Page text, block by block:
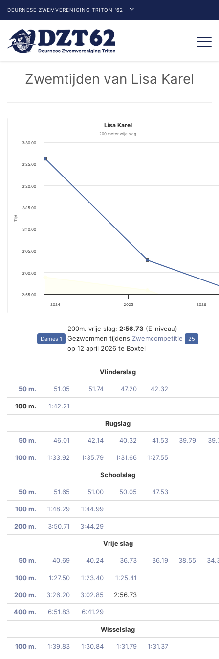
DEURNESE ZWEMVERENIGING TRITON '62
Zwemtijden van Lisa Karel
Tijd
Lisa Karel
200 meter vrije slag
2024 2025 2026
2:55.00
3:00.00
3:05.00
3:10.00
3:15.00
3:20.00
3:25.00
3:30.00
Dames 1
200m. vrije slag: 2:56.73 (E-niveau)
Gezwommen tijdens Zwemcompetitie
op 12 april 2026 te Boxtel
25
Vlinderslag
50 m. 51.05 51.74 47.20 42.32
100 m. 1:42.21
Rugslag
50 m. 46.01 42.14 40.32 41.53 39.79
100 m. 1:33.92 1:35.79 1:31.66 1:27.55
Schoolslag
50 m. 51.65 51.00 50.05 47.53
100 m. 1:48.29 1:44.99
200 m. 3:50.71 3:44.29
Vrije slag
50 m. 40.69 40.24 36.73 36.19 38.55
100 m. 1:27.50 1:23.40 1:25.41
200 m. 3:26.20 3:02.85 2:56.73
400 m. 6:51.83 6:41.29
Wisselslag
100 m. 1:39.83 1:30.84 1:31.79 1:31.37